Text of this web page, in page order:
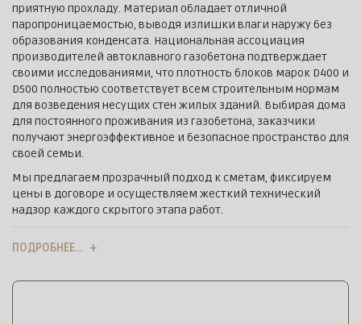
приятную прохладу. Материал обладает отличной
паропроницаемостью, выводя излишки влаги наружу без
образования конденсата. Национальная ассоциация
производителей автоклавного газобетона подтверждает
своими исследованиями, что плотность блоков марок D400 и
D500 полностью соответствует всем строительным нормам
для возведения несущих стен жилых зданий. Выбирая дома
для постоянного проживания из газобетона, заказчики
получают энергоэффективное и безопасное пространство для
своей семьи.
Мы предлагаем прозрачный подход к сметам, фиксируем
цены в договоре и осуществляем жесткий технический
надзор каждого скрытого этапа работ.
ПОДРОБНЕЕ…